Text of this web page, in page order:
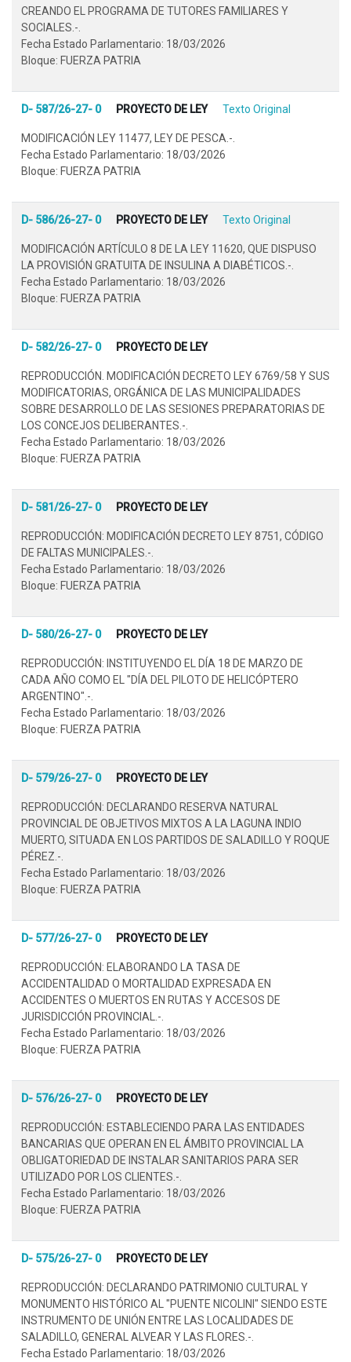
CREANDO EL PROGRAMA DE TUTORES FAMILIARES Y
SOCIALES.-.
Fecha Estado Parlamentario: 18/03/2026
Bloque: FUERZA PATRIA
D- 587/26-27- 0 PROYECTO DE LEY Texto Original
MODIFICACIÓN LEY 11477, LEY DE PESCA.-.
Fecha Estado Parlamentario: 18/03/2026
Bloque: FUERZA PATRIA
D- 586/26-27- 0 PROYECTO DE LEY Texto Original
MODIFICACIÓN ARTÍCULO 8 DE LA LEY 11620, QUE DISPUSO
LA PROVISIÓN GRATUITA DE INSULINA A DIABÉTICOS.-.
Fecha Estado Parlamentario: 18/03/2026
Bloque: FUERZA PATRIA
D- 582/26-27- 0 PROYECTO DE LEY
REPRODUCCIÓN. MODIFICACIÓN DECRETO LEY 6769/58 Y SUS
MODIFICATORIAS, ORGÁNICA DE LAS MUNICIPALIDADES
SOBRE DESARROLLO DE LAS SESIONES PREPARATORIAS DE
LOS CONCEJOS DELIBERANTES.-.
Fecha Estado Parlamentario: 18/03/2026
Bloque: FUERZA PATRIA
D- 581/26-27- 0 PROYECTO DE LEY
REPRODUCCIÓN: MODIFICACIÓN DECRETO LEY 8751, CÓDIGO
DE FALTAS MUNICIPALES.-.
Fecha Estado Parlamentario: 18/03/2026
Bloque: FUERZA PATRIA
D- 580/26-27- 0 PROYECTO DE LEY
REPRODUCCIÓN: INSTITUYENDO EL DÍA 18 DE MARZO DE
CADA AÑO COMO EL "DÍA DEL PILOTO DE HELICÓPTERO
ARGENTINO".-.
Fecha Estado Parlamentario: 18/03/2026
Bloque: FUERZA PATRIA
D- 579/26-27- 0 PROYECTO DE LEY
REPRODUCCIÓN: DECLARANDO RESERVA NATURAL
PROVINCIAL DE OBJETIVOS MIXTOS A LA LAGUNA INDIO
MUERTO, SITUADA EN LOS PARTIDOS DE SALADILLO Y ROQUE
PÉREZ.-.
Fecha Estado Parlamentario: 18/03/2026
Bloque: FUERZA PATRIA
D- 577/26-27- 0 PROYECTO DE LEY
REPRODUCCIÓN: ELABORANDO LA TASA DE
ACCIDENTALIDAD O MORTALIDAD EXPRESADA EN
ACCIDENTES O MUERTOS EN RUTAS Y ACCESOS DE
JURISDICCIÓN PROVINCIAL.-.
Fecha Estado Parlamentario: 18/03/2026
Bloque: FUERZA PATRIA
D- 576/26-27- 0 PROYECTO DE LEY
REPRODUCCIÓN: ESTABLECIENDO PARA LAS ENTIDADES
BANCARIAS QUE OPERAN EN EL ÁMBITO PROVINCIAL LA
OBLIGATORIEDAD DE INSTALAR SANITARIOS PARA SER
UTILIZADO POR LOS CLIENTES.-.
Fecha Estado Parlamentario: 18/03/2026
Bloque: FUERZA PATRIA
D- 575/26-27- 0 PROYECTO DE LEY
REPRODUCCIÓN: DECLARANDO PATRIMONIO CULTURAL Y
MONUMENTO HISTÓRICO AL "PUENTE NICOLINI" SIENDO ESTE
INSTRUMENTO DE UNIÓN ENTRE LAS LOCALIDADES DE
SALADILLO, GENERAL ALVEAR Y LAS FLORES.-.
Fecha Estado Parlamentario: 18/03/2026